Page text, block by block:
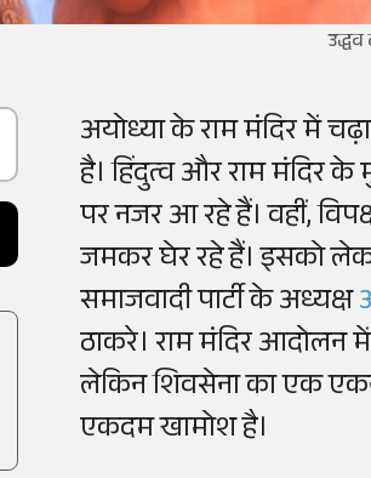
उद्धव
अयोध्या के राम मंदिर में
है। हिंदुत्व और राम मंदिर
पर नजर आ रहे हैं। वहीं,
जमकर घेर रहे हैं। इसको
समाजवादी पार्टी के अध्यक्ष
ठाकरे। राम मंदिर आदोलन
लेकिन शिवसेना का एक
एकदम खामोश है।